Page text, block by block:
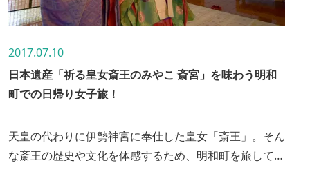
2017.07.10
日本遺産「祈る皇女斎王のみやこ 斎宮」を味わう明和
町での日帰り女子旅！
天皇の代わりに伊勢神宮に奉仕した皇女「斎王」。そん
な斎王の歴史や文化を体感するため、明和町を旅して来